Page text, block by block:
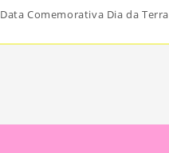
Data Comemorativa Dia da Terra